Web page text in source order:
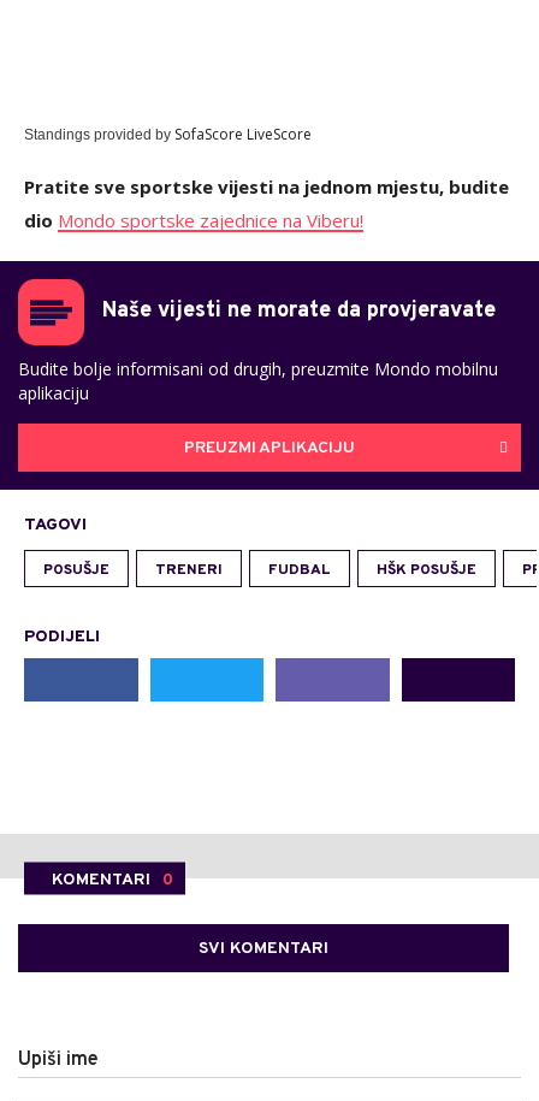
Standings provided by SofaScore LiveScore
Pratite sve sportske vijesti na jednom mjestu, budite
dio Mondo sportske zajednice na Viberu!
Naše vijesti ne morate da provjeravate
Budite bolje informisani od drugih, preuzmite Mondo mobilnu
aplikaciju
PREUZMI APLIKACIJU
TAGOVI
POSUŠJE TRENERI FUDBAL HŠK POSUŠJE
PODIJELI
KOMENTARI 0
SVI KOMENTARI
Upiši ime